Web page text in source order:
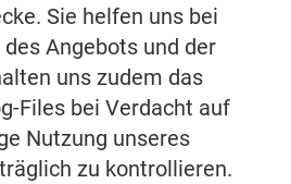
Sie helfen uns bei
Angebots und der
uns zudem das
Files bei Verdacht auf
Nutzung unseres
zu kontrollieren.